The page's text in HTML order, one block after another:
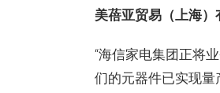
美蓓亚贸易（上海
“海信家电集团正将
们的元器件已实现量